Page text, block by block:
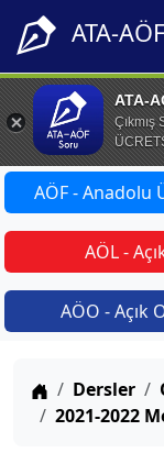
ATA-
ATA-
Çıkmış
AÖF - Anadolu
AÖL -
AÖO - Açık
Anasayfa
Dersler
2021-2022